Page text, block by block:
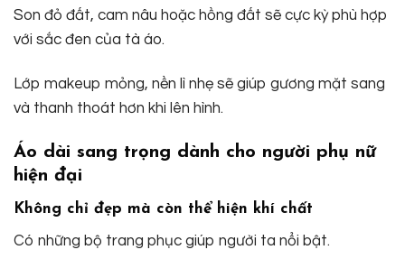
Son đỏ đất, cam nâu hoặc hồng đất sẽ cực kỳ phù hợp
với sắc đen của tà áo.
Lớp makeup mỏng, nền lì nhẹ sẽ giúp gương mặt sang
và thanh thoát hơn khi lên hình.
Áo dài sang trọng dành cho người phụ nữ
hiện đại
Không chỉ đẹp mà còn thể hiện khí chất
Có những bộ trang phục giúp người ta nổi bật.